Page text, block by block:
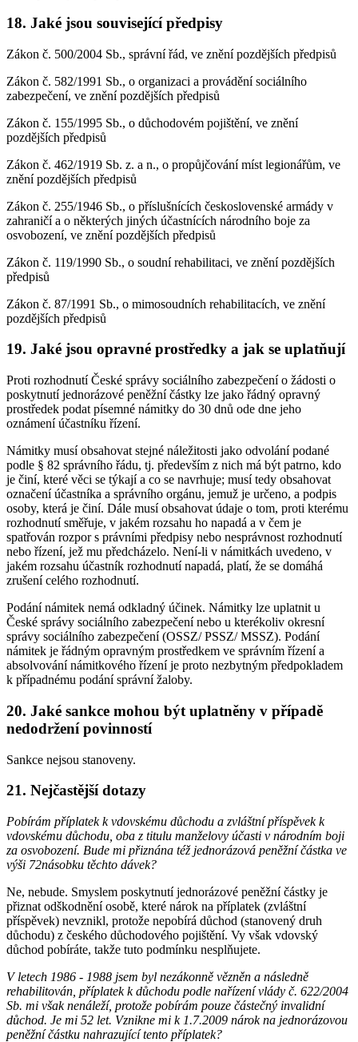
18. Jaké jsou související předpisy
Zákon č. 500/2004 Sb., správní řád, ve znění pozdějších předpisů
Zákon č. 582/1991 Sb., o organizaci a provádění sociálního
zabezpečení, ve znění pozdějších předpisů
Zákon č. 155/1995 Sb., o důchodovém pojištění, ve znění
pozdějších předpisů
Zákon č. 462/1919 Sb. z. a n., o propůjčování míst legionářům, ve
znění pozdějších předpisů
Zákon č. 255/1946 Sb., o příslušnících československé armády v
zahraničí a o některých jiných účastnících národního boje za
osvobození, ve znění pozdějších předpisů
Zákon č. 119/1990 Sb., o soudní rehabilitaci, ve znění pozdějších
předpisů
Zákon č. 87/1991 Sb., o mimosoudních rehabilitacích, ve znění
pozdějších předpisů
19. Jaké jsou opravné prostředky a jak se uplatňují
Proti rozhodnutí České správy sociálního zabezpečení o žádosti o
poskytnutí jednorázové peněžní částky lze jako řádný opravný
prostředek podat písemné námitky do 30 dnů ode dne jeho
oznámení účastníku řízení.
Námitky musí obsahovat stejné náležitosti jako odvolání podané
podle § 82 správního řádu, tj. především z nich má být patrno, kdo
je činí, které věci se týkají a co se navrhuje; musí tedy obsahovat
označení účastníka a správního orgánu, jemuž je určeno, a podpis
osoby, která je činí. Dále musí obsahovat údaje o tom, proti kterému
rozhodnutí směřuje, v jakém rozsahu ho napadá a v čem je
spatřován rozpor s právními předpisy nebo nesprávnost rozhodnutí
nebo řízení, jež mu předcházelo. Není-li v námitkách uvedeno, v
jakém rozsahu účastník rozhodnutí napadá, platí, že se domáhá
zrušení celého rozhodnutí.
Podání námitek nemá odkladný účinek. Námitky lze uplatnit u
České správy sociálního zabezpečení nebo u kterékoliv okresní
správy sociálního zabezpečení (OSSZ/ PSSZ/ MSSZ). Podání
námitek je řádným opravným prostředkem ve správním řízení a
absolvování námitkového řízení je proto nezbytným předpokladem
k případnému podání správní žaloby.
20. Jaké sankce mohou být uplatněny v případě
nedodržení povinností
Sankce nejsou stanoveny.
21. Nejčastější dotazy
Pobírám příplatek k vdovskému důchodu a zvláštní příspěvek k
vdovskému důchodu, oba z titulu manželovy účasti v národním boji
za osvobození. Bude mi přiznána též jednorázová peněžní částka ve
výši 72násobku těchto dávek?
Ne, nebude. Smyslem poskytnutí jednorázové peněžní částky je
přiznat odškodnění osobě, které nárok na příplatek (zvláštní
příspěvek) nevznikl, protože nepobírá důchod (stanovený druh
důchodu) z českého důchodového pojištění. Vy však vdovský
důchod pobíráte, takže tuto podmínku nesplňujete.
V letech 1986 - 1988 jsem byl nezákonně vězněn a následně
rehabilitován, příplatek k důchodu podle nařízení vlády č. 622/2004
Sb. mi však nenáleží, protože pobírám pouze částečný invalidní
důchod. Je mi 52 let. Vznikne mi k 1.7.2009 nárok na jednorázovou
peněžní částku nahrazující tento příplatek?